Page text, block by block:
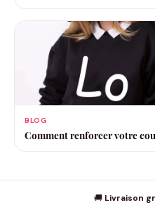
BLOG
Comment renforcer votre
🚚 Livraison